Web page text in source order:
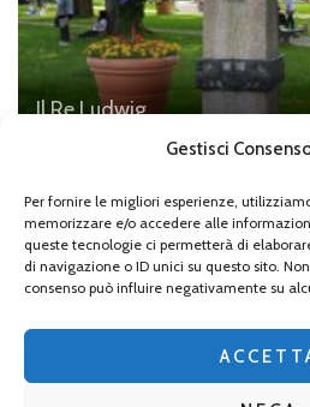
Gestisci
Per fornire le migliori esperienze,
memorizzare e/o accedere alle
queste tecnologie ci permetterà di
di navigazione o ID unici su questo sito.
consenso può influire negativamente su
Il Re Ludwig
Prien, monumento a Re Ludwig
Lascia un commento
per